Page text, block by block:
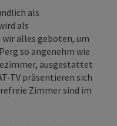
als
als
alles geboten, um
so angenehm wie
ausgestattet
TV präsentieren sich
Zimmer sind im